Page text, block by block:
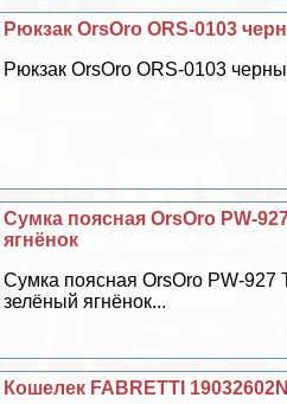
Рюкзак OrsOro ORS-0103
Рюкзак OrsOro ORS-0103
Сумка поясная OrsOro PW-
ягнёнок
Сумка поясная OrsOro PW-927
зелёный ягнёнок...
Кошелек FABRETTI